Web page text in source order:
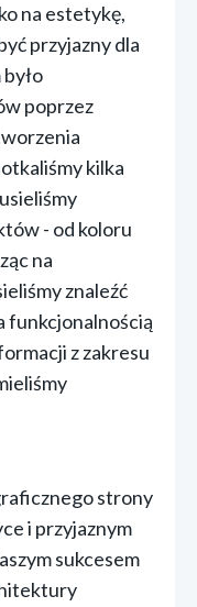
na estetykę,
przyjazny dla
poprzez
kilka
- od koloru
na
znaleźć
funkcjonalnością
z zakresu
strony
i przyjaznym
sukcesem